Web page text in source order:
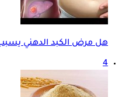
هل مرض الكبد الدهني
4